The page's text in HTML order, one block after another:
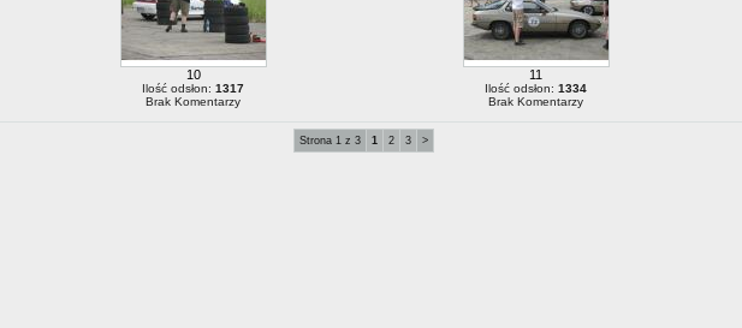
10
Ilość odsłon: 1317
Brak Komentarzy
11
Ilość odsłon: 1334
Brak Komentarzy
Strona 1 z 3 1 2 3 >